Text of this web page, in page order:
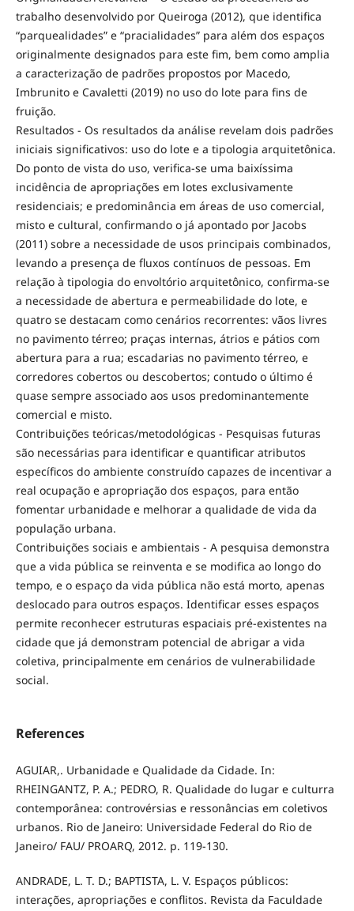
trabalho desenvolvido por Queiroga (2012), que identifica
“parquealidades” e “pracialidades” para além dos espaços
originalmente designados para este fim, bem como amplia
a caracterização de padrões propostos por Macedo,
Imbrunito e Cavaletti (2019) no uso do lote para fins de
fruição.
Resultados - Os resultados da análise revelam dois padrões
iniciais significativos: uso do lote e a tipologia arquitetônica.
Do ponto de vista do uso, verifica-se uma baixíssima
incidência de apropriações em lotes exclusivamente
residenciais; e predominância em áreas de uso comercial,
misto e cultural, confirmando o já apontado por Jacobs
(2011) sobre a necessidade de usos principais combinados,
levando a presença de fluxos contínuos de pessoas. Em
relação à tipologia do envoltório arquitetônico, confirma-se
a necessidade de abertura e permeabilidade do lote, e
quatro se destacam como cenários recorrentes: vãos livres
no pavimento térreo; praças internas, átrios e pátios com
abertura para a rua; escadarias no pavimento térreo, e
corredores cobertos ou descobertos; contudo o último é
quase sempre associado aos usos predominantemente
comercial e misto.
Contribuições teóricas/metodológicas - Pesquisas futuras
são necessárias para identificar e quantificar atributos
específicos do ambiente construído capazes de incentivar a
real ocupação e apropriação dos espaços, para então
fomentar urbanidade e melhorar a qualidade de vida da
população urbana.
Contribuições sociais e ambientais - A pesquisa demonstra
que a vida pública se reinventa e se modifica ao longo do
tempo, e o espaço da vida pública não está morto, apenas
deslocado para outros espaços. Identificar esses espaços
permite reconhecer estruturas espaciais pré-existentes na
cidade que já demonstram potencial de abrigar a vida
coletiva, principalmente em cenários de vulnerabilidade
social.
References
AGUIAR,. Urbanidade e Qualidade da Cidade. In:
RHEINGANTZ, P. A.; PEDRO, R. Qualidade do lugar e culturra
contemporânea: controvérsias e ressonâncias em coletivos
urbanos. Rio de Janeiro: Universidade Federal do Rio de
Janeiro/ FAU/ PROARQ, 2012. p. 119-130.
ANDRADE, L. T. D.; BAPTISTA, L. V. Espaços públicos:
interações, apropriações e conflitos. Revista da Faculdade